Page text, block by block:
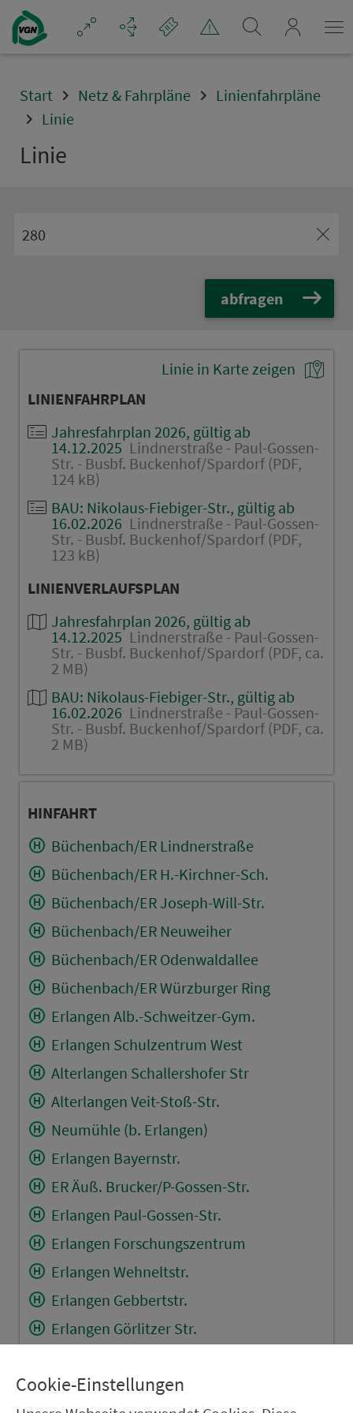
Navigation überspringen
Start Netz & Fahrpläne
Linienfahrpläne
Linie
Linie
abfragen
Linie in Karte zeigen
LINIENFAHRPLAN
Jahresfahrplan 2026, gültig ab
14.12.2025 Lindnerstraße - Paul-Gossen-
Str. - Busbf. Buckenhof/Spardorf (PDF,
124 kB)
BAU: Nikolaus-Fiebiger-Str., gültig ab
16.02.2026 Lindnerstraße - Paul-Gossen-
Str. - Busbf. Buckenhof/Spardorf (PDF,
123 kB)
LINIENVERLAUFSPLAN
Jahresfahrplan 2026, gültig ab
14.12.2025 Lindnerstraße - Paul-Gossen-
Str. - Busbf. Buckenhof/Spardorf (PDF, ca.
2 MB)
BAU: Nikolaus-Fiebiger-Str., gültig ab
16.02.2026 Lindnerstraße - Paul-Gossen-
Str. - Busbf. Buckenhof/Spardorf (PDF, ca.
2 MB)
HINFAHRT
Büchenbach/ER Lindnerstraße
Büchenbach/ER H.-Kirchner-Sch.
Büchenbach/ER Joseph-Will-Str.
Büchenbach/ER Neuweiher
Büchenbach/ER Odenwaldallee
Büchenbach/ER Würzburger Ring
Erlangen Alb.-Schweitzer-Gym.
Erlangen Schulzentrum West
Alterlangen Schallershofer Str
Alterlangen Veit-Stoß-Str.
Neumühle (b. Erlangen)
Erlangen Bayernstr.
ER Äuß. Brucker/P-Gossen-Str.
Erlangen Paul-Gossen-Str.
Erlangen Forschungszentrum
Erlangen Wehneltstr.
Erlangen Gebbertstr.
Erlangen Görlitzer Str.
Erlangen Stettiner Str.
Cookie-Einstellungen